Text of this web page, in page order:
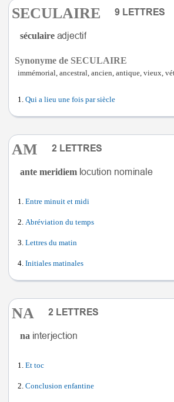
SECULAIRE
séculaire
Synonyme de SECULAIRE
immémorial, ancestral, ancien, antique, vieux,
Qui a lieu une fois par siècle
AM
ante meridiem
Entre minuit et midi
Abréviation du temps
Lettres du matin
Initiales matinales
NA
na
Et toc
Conclusion enfantine